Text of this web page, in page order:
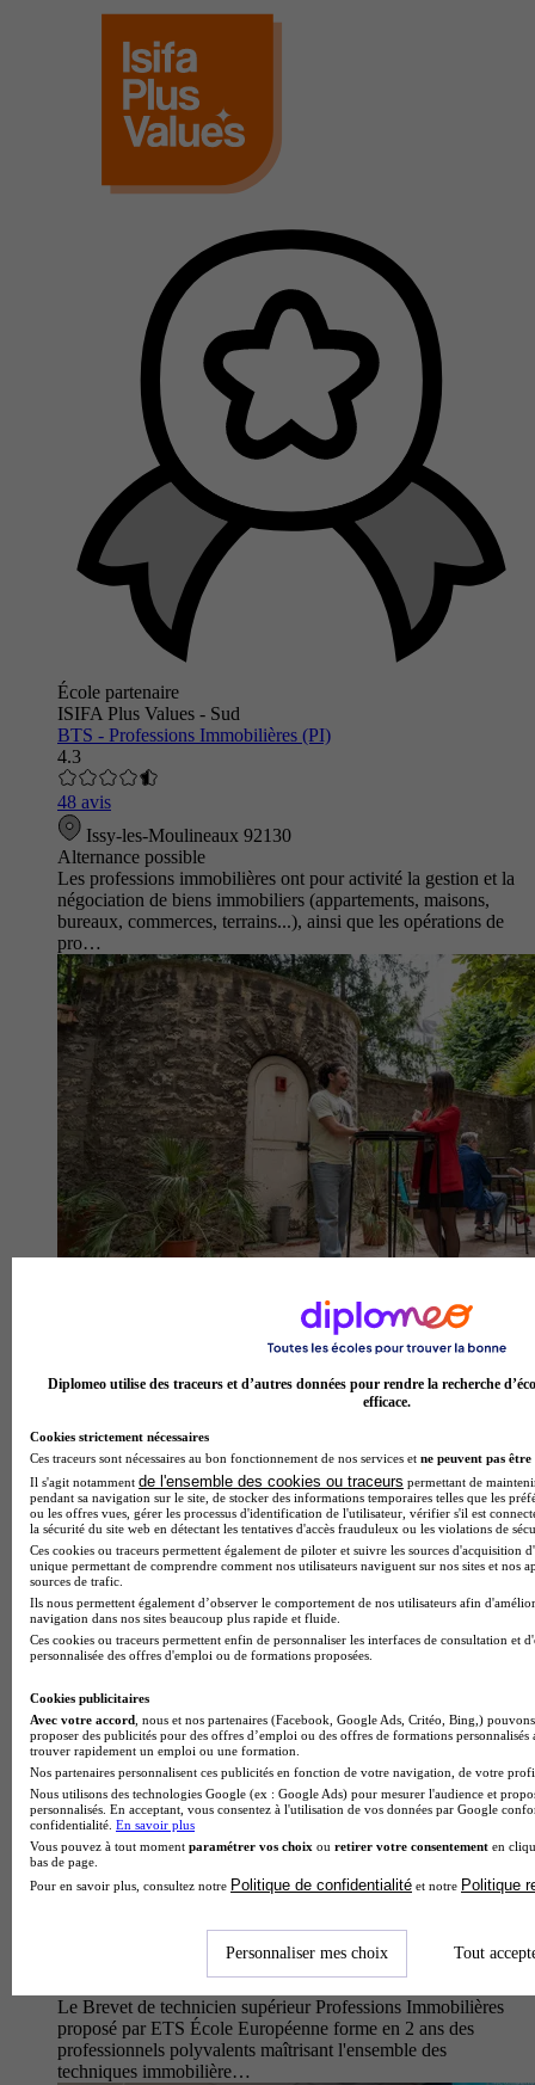
École partenaire
ISIFA Plus Values - Sud
BTS - Professions Immobilières (PI)
4.3
48 avis
Issy-les-Moulineaux 92130
Alternance possible
Les professions immobilières ont pour activité la gestion et la
négociation de biens immobiliers (appartements, maisons,
bureaux, commerces, terrains...), ainsi que les opérations de
pro…
École partenaire
ETS Ecole Européenne
BTS - Professions Immobilières (PI)
4.8
Le Brevet de technicien supérieur Professions Immobilières
proposé par ETS École Européenne forme en 2 ans des
professionnels polyvalents maîtrisant l'ensemble des
techniques immobilière…
Diplomeo utilise des traceurs et d’autres données pour rendre la recherche
efficace.
Cookies strictement nécessaires
Ces traceurs sont nécessaires au bon fonctionnement de nos services et ne peuvent pas être
Il s'agit notamment de l'ensemble des cookies ou traceurs permettant de
pendant sa navigation sur le site, de stocker des informations temporaires telles que les
ou les offres vues, gérer les processus d'identification de l'utilisateur, vérifier s'il est
la sécurité du site web en détectant les tentatives d'accès frauduleux ou les violations de
Ces cookies ou traceurs permettent également de piloter et suivre les sources d'acquisition
unique permettant de comprendre comment nos utilisateurs naviguent sur nos sites et nos
sources de trafic.
Ils nous permettent également d’observer le comportement de nos utilisateurs afin
navigation dans nos sites beaucoup plus rapide et fluide.
Ces cookies ou traceurs permettent enfin de personnaliser les interfaces de consultation et
personnalisée des offres d'emploi ou de formations proposées.
Cookies publicitaires
Avec votre accord , nous et nos partenaires (Facebook, Google Ads, Critéo, Bing,)
proposer des publicités pour des offres d’emploi ou des offres de formations
trouver rapidement un emploi ou une formation.
Nos partenaires personnalisent ces publicités en fonction de votre navigation, de votre
Nous utilisons des technologies Google (ex : Google Ads) pour mesurer l'audience et
personnalisés. En acceptant, vous consentez à l'utilisation de vos données par Google
confidentialité. En savoir plus
Vous pouvez à tout moment paramétrer vos choix ou retirer votre consentement en
bas de page.
Pour en savoir plus, consultez notre Politique de confidentialité et notre Politique
Personnaliser mes choix Tout